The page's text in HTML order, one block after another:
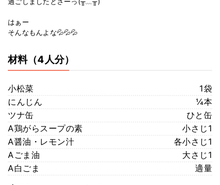
はぁー
そんなもんよな💦💦💦
材料（4人分）
小松菜
1袋
にんじん
¼本
ツナ缶
ひと缶
A鶏がらスープの素
小さじ1
A醤油・レモン汁
各小さじ1
Aごま油
大さじ1
A白ごま
適量